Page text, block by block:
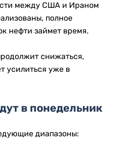
между США и Ираном
полное
нефти займет время.
снижаться,
усилиться уже в
в понедельник
диапазоны: